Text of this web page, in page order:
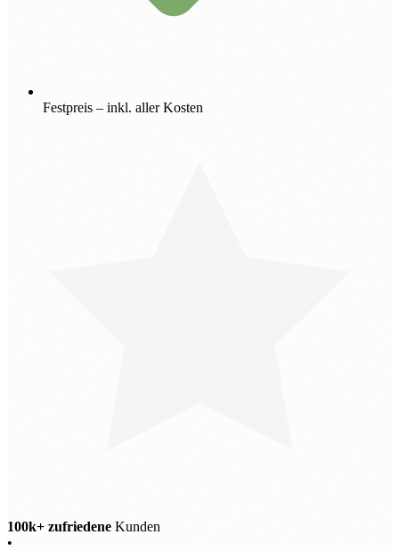
Festpreis – inkl. aller Kosten
100k+ zufriedene Kunden
•